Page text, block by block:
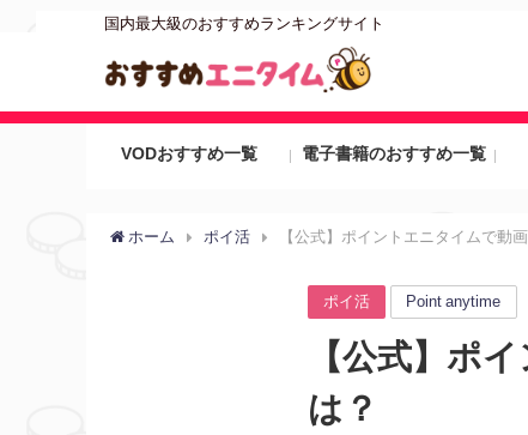
国内最大級のおすすめランキングサイト
VODおすすめ一覧 電子書籍のおすすめ一覧
ホーム ポイ活 【公式】ポイントエニタイムで動
ポイ活 Point anytime
【公式】ポ
は？